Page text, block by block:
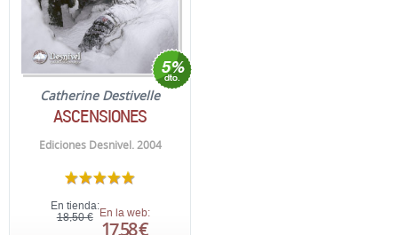
Catherine Destivelle
ASCENSIONES
Ediciones Desnivel. 2004
En tienda:
18,50 € En la web:
17,58 €